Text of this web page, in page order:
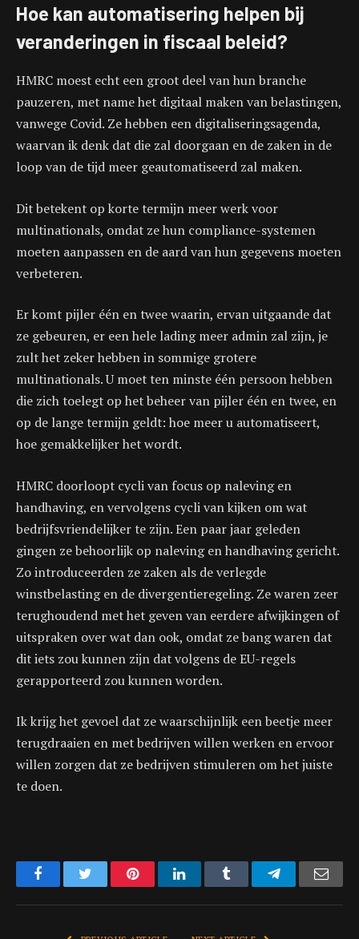
Hoe kan automatisering helpen bij
veranderingen in fiscaal beleid?
HMRC moest echt een groot deel van hun branche
pauzeren, met name het digitaal maken van belastingen,
vanwege Covid. Ze hebben een digitaliseringsagenda,
waarvan ik denk dat die zal doorgaan en de zaken in de
loop van de tijd meer geautomatiseerd zal maken.
Dit betekent op korte termijn meer werk voor
multinationals, omdat ze hun compliance-systemen
moeten aanpassen en de aard van hun gegevens moeten
verbeteren.
Er komt pijler één en twee waarin, ervan uitgaande dat
ze gebeuren, er een hele lading meer admin zal zijn, je
zult het zeker hebben in sommige grotere
multinationals. U moet ten minste één persoon hebben
die zich toelegt op het beheer van pijler één en twee, en
op de lange termijn geldt: hoe meer u automatiseert,
hoe gemakkelijker het wordt.
HMRC doorloopt cycli van focus op naleving en
handhaving, en vervolgens cycli van kijken om wat
bedrijfsvriendelijker te zijn. Een paar jaar geleden
gingen ze behoorlijk op naleving en handhaving gericht.
Zo introduceerden ze zaken als de verlegde
winstbelasting en de divergentieregeling. Ze waren zeer
terughoudend met het geven van eerdere afwijkingen of
uitspraken over wat dan ook, omdat ze bang waren dat
dit iets zou kunnen zijn dat volgens de EU-regels
gerapporteerd zou kunnen worden.
Ik krijg het gevoel dat ze waarschijnlijk een beetje meer
terugdraaien en met bedrijven willen werken en ervoor
willen zorgen dat ze bedrijven stimuleren om het juiste
te doen.
FacebookTwitter PinterestLinkedIn Tumblr Telegram